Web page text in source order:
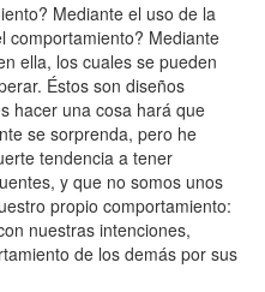
Mediante el uso de la
comportamiento? Mediante
ella, los cuales se pueden
Éstos son diseños
hacer una cosa hará que
se sorprenda, pero he
tendencia a tener
y que no somos unos
propio comportamiento:
nuestras intenciones,
de los demás por sus